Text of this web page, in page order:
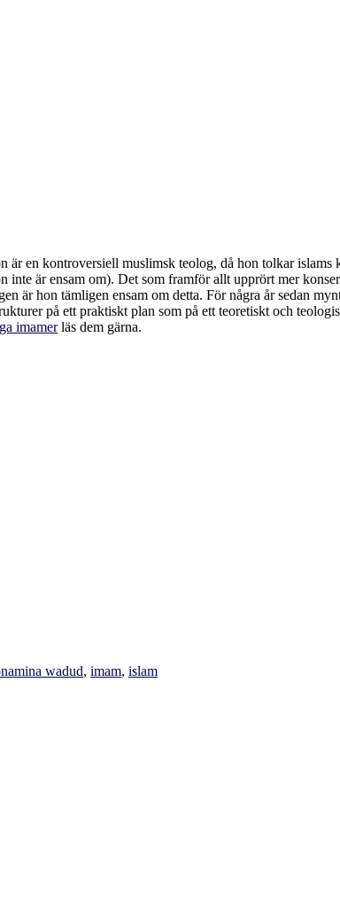
en kontroversiell muslimsk teolog, då hon tolkar
inte är ensam om). Det som framför allt upprört mer
är hon tämligen ensam om detta. För några år sedan
på ett praktiskt plan som på ett teoretiskt och
imamerläs dem gärna.
amina wadud, imam, islam